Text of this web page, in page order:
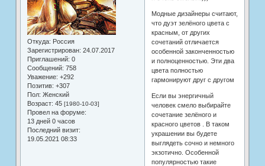
Откуда: Россия
Зарегистрирован: 24.07.2017
Приглашений: 0
Сообщений: 758
Уважение: +292
Позитив: +307
Пол: Женский
Возраст: 45 [1980-10-03]
Провел на форуме:
13 дней 0 часов
Последний визит:
19.05.2021 08:33
Модные дизайнеры считают,
что дуэт зелёного цвета с
красным, от других
сочетаний отличается
особенной законченностью
и полноценностью. Эти два
цвета полностью
гармонируют друг с другом
Если вы энергичный
человек смело выбирайте
сочетание зелёного и
красного цветов . В таком
украшении вы будете
выглядеть сочно и немного
экзотично. Особенной
популярностью такие